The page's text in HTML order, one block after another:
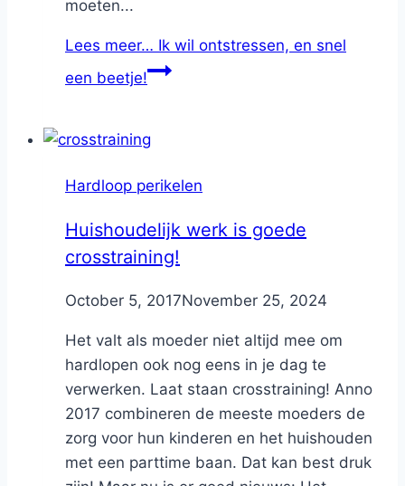
moeten...
Lees meer… Ik wil ontstressen, en snel
een beetje!
Hardloop perikelen
Huishoudelijk werk is goede
crosstraining!
ByNicole
October 5, 2017November 25, 2024
Het valt als moeder niet altijd mee om
hardlopen ook nog eens in je dag te
verwerken. Laat staan crosstraining! Anno
2017 combineren de meeste moeders de
zorg voor hun kinderen en het huishouden
met een parttime baan. Dat kan best druk